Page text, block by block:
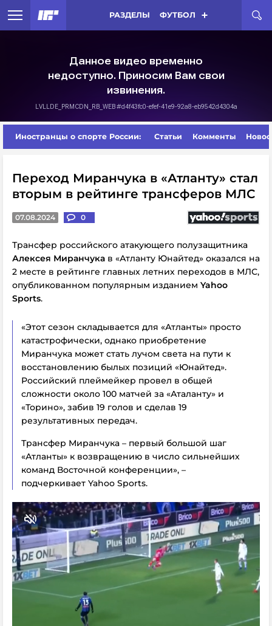
РАЗДЕЛЫ ФУТБОЛ
Иностранцы о спорте России: Статьи Комменты
Переход Миранчука в «Атланту» стал
вторым в рейтинге трансферов МЛС
07.08.2024 0
Трансфер российского атакующего полузащитника
Алексея Миранчука в «Атланту Юнайтед» оказался на
2 месте в рейтинге главных летних переходов в МЛС,
опубликованном популярным изданием Yahoo
Sports.
«Этот сезон складывается для «Атланты» просто
катастрофически, однако приобретение
Миранчука может стать лучом света на пути к
восстановлению былых позиций «Юнайтед».
Российский плеймейкер провел в общей
сложности около 100 матчей за «Аталанту» и
«Торино», забив 19 голов и сделав 19
результативных передач.
Трансфер Миранчука – первый большой шаг
«Атланты» к возвращению в число сильнейших
команд Восточной конференции», –
подчеркивает Yahoo Sports.